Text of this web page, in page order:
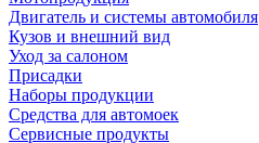
Двигатель и системы автомобиля
Кузов и внешний вид
Уход за салоном
Присадки
Наборы продукции
Средства для автомоек
Сервисные продукты